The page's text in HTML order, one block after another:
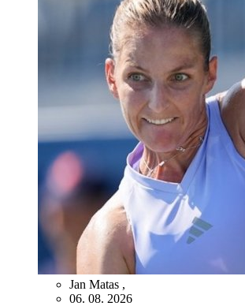
Jan Matas ,
06. 08. 2026